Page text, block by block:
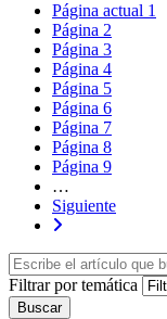
Página actual 1
Página 2
Página 3
Página 4
Página 5
Página 6
Página 7
Página 8
Página 9
…
Siguiente
Filtrar por temática